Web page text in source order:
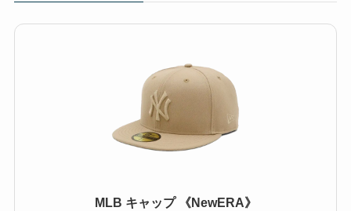
MLB キャップ 《NewERA》